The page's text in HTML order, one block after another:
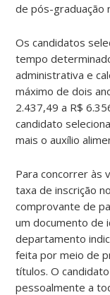
de pós-graduação
Os candidatos
tempo
administrativa e
máximo de dois
2.437,49 a R$
candidato
mais o auxílio
Para concorrer às
taxa de inscrição
comprovante de
um documento de
departamento
feita por meio de
títulos. O
pessoalmente a